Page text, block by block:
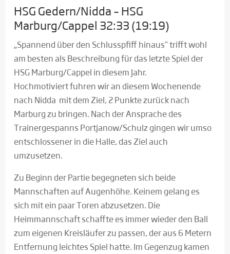
HSG Gedern/Nidda – HSG
Marburg/Cappel 32:33 (19:19)
„Spannend über den Schlusspfiff hinaus“ trifft wohl
am besten als Beschreibung für das letzte Spiel der
HSG Marburg/Cappel in diesem Jahr.
Hochmotiviert fuhren wir an diesem Wochenende
nach Nidda mit dem Ziel, 2 Punkte zurück nach
Marburg zu bringen. Nach der Ansprache des
Trainergespanns Portjanow/Schulz gingen wir umso
entschlossener in die Halle, das Ziel auch
umzusetzen.
Zu Beginn der Partie begegneten sich beide
Mannschaften auf Augenhöhe. Keinem gelang es
sich mit ein paar Toren abzusetzen. Die
Heimmannschaft schaffte es immer wieder den Ball
zum eigenen Kreisläufer zu passen, der aus 6 Metern
Entfernung leichtes Spiel hatte. Im Gegenzug kamen